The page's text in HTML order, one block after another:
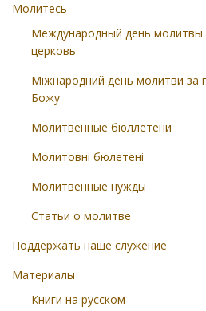
Молитесь
Международный день молитвы
церковь
Міжнародний день молитви за
Божу
Молитвенные бюллетени
Молитовні бюлетені
Молитвенные нужды
Статьи о молитве
Поддержать наше служение
Материалы
Книги на русском